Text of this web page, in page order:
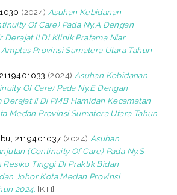
(2024)Asuhan Kebidanan
Of Care) Pada Ny.A Dengan
Derajat II Di Klinik Pratama Niar
Provinsi Sumatera Utara Tahun
(2024) Asuhan Kebidanan
Of Care) Pada Ny.E Dengan
II Di PMB Hamidah Kecamatan
Medan Provinsi Sumatera Utara Tahun
2119401037 (2024) Asuhan
(Continuity Of Care) Pada Ny.S
Tinggi Di Praktik Bidan
Johor Kota Medan Provinsi
2024. [KTI]